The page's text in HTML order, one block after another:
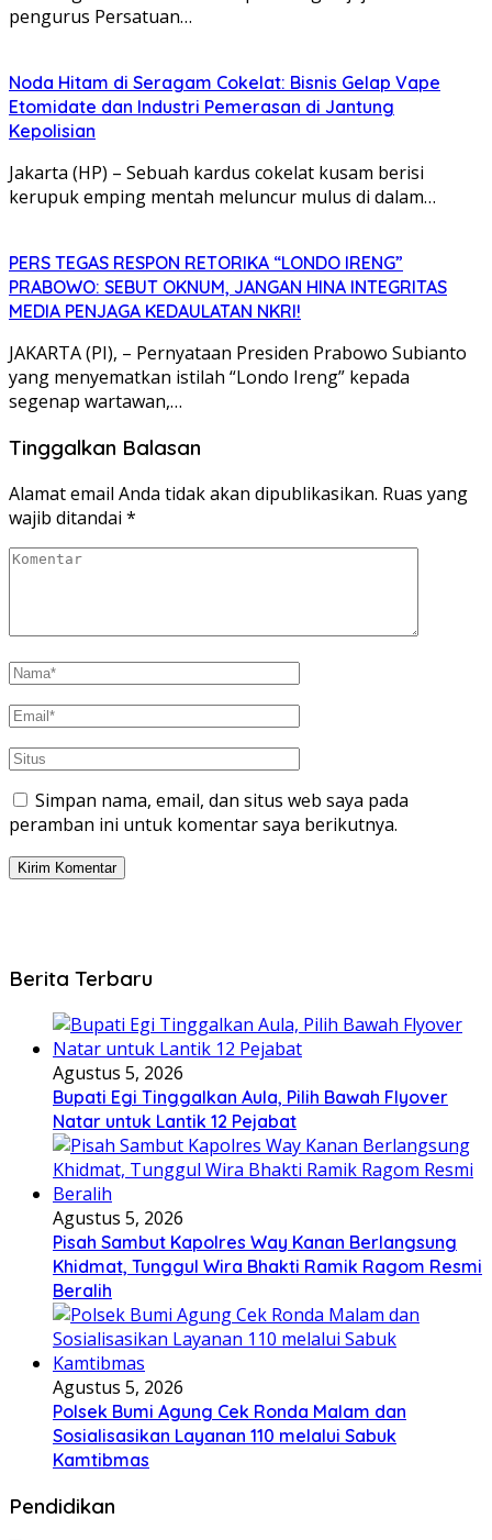
pengurus Persatuan…
Noda Hitam di Seragam Cokelat: Bisnis Gelap Vape
Etomidate dan Industri Pemerasan di Jantung
Kepolisian
Jakarta (HP) – Sebuah kardus cokelat kusam berisi
kerupuk emping mentah meluncur mulus di dalam…
PERS TEGAS RESPON RETORIKA “LONDO IRENG”
PRABOWO: SEBUT OKNUM, JANGAN HINA INTEGRITAS
MEDIA PENJAGA KEDAULATAN NKRI!
JAKARTA (PI), – Pernyataan Presiden Prabowo Subianto
yang menyematkan istilah “Londo Ireng” kepada
segenap wartawan,…
Tinggalkan Balasan
Alamat email Anda tidak akan dipublikasikan. Ruas yang
wajib ditandai *
Simpan nama, email, dan situs web saya pada
peramban ini untuk komentar saya berikutnya.
Berita Terbaru
Agustus 5, 2026
Bupati Egi Tinggalkan Aula, Pilih Bawah Flyover
Natar untuk Lantik 12 Pejabat
Agustus 5, 2026
Pisah Sambut Kapolres Way Kanan Berlangsung
Khidmat, Tunggul Wira Bhakti Ramik Ragom Resmi
Beralih
Agustus 5, 2026
Polsek Bumi Agung Cek Ronda Malam dan
Sosialisasikan Layanan 110 melalui Sabuk
Kamtibmas
Pendidikan